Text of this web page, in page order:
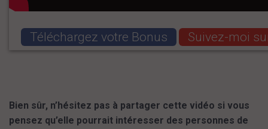
Téléchargez votre Bonus Suivez-moi
Bien sûr, n’hésitez pas à partager cette vidéo si vous
pensez qu’elle pourrait intéresser des personnes de